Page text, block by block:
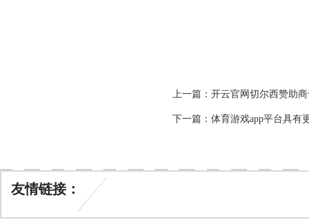
上一篇： 开云官网切尔西赞助
下一篇： 体育游戏app平台具有
友情链接：